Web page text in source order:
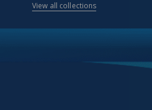
View all collections